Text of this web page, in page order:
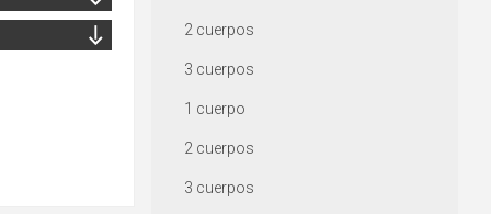
2 cuerpos
3 cuerpos
1 cuerpo
2 cuerpos
3 cuerpos